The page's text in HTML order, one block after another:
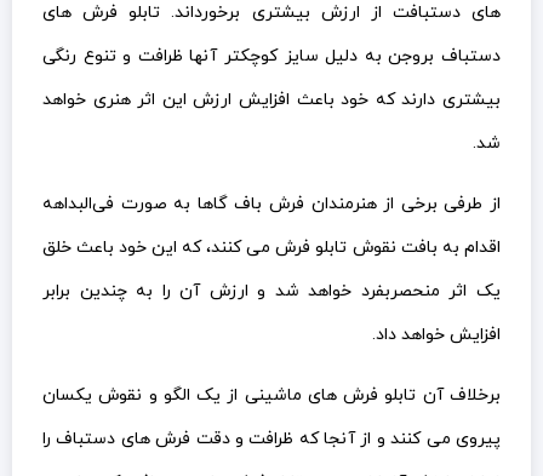
های دستبافت از ارزش بیشتری برخورداند. تابلو فرش های
دستباف بروجن به دلیل سایز کوچکتر آنها ظرافت و تنوع رنگی
بیشتری دارند که خود باعث افزایش ارزش این اثر هنری خواهد
شد.
از طرفی برخی از هنرمندان فرش باف گاها به صورت فی‌البداهه
اقدام به بافت نقوش تابلو فرش می کنند، که این خود باعث خلق
یک اثر منحصربفرد خواهد شد و ارزش آن را به چندین برابر
افزایش خواهد داد.
برخلاف آن تابلو فرش های ماشینی از یک الگو و نقوش یکسان
پیروی می کنند و از آنجا که ظرافت و دقت فرش های دستباف را